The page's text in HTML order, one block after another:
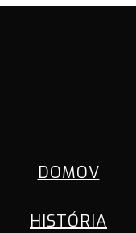
DOMOV
HISTÓRIA